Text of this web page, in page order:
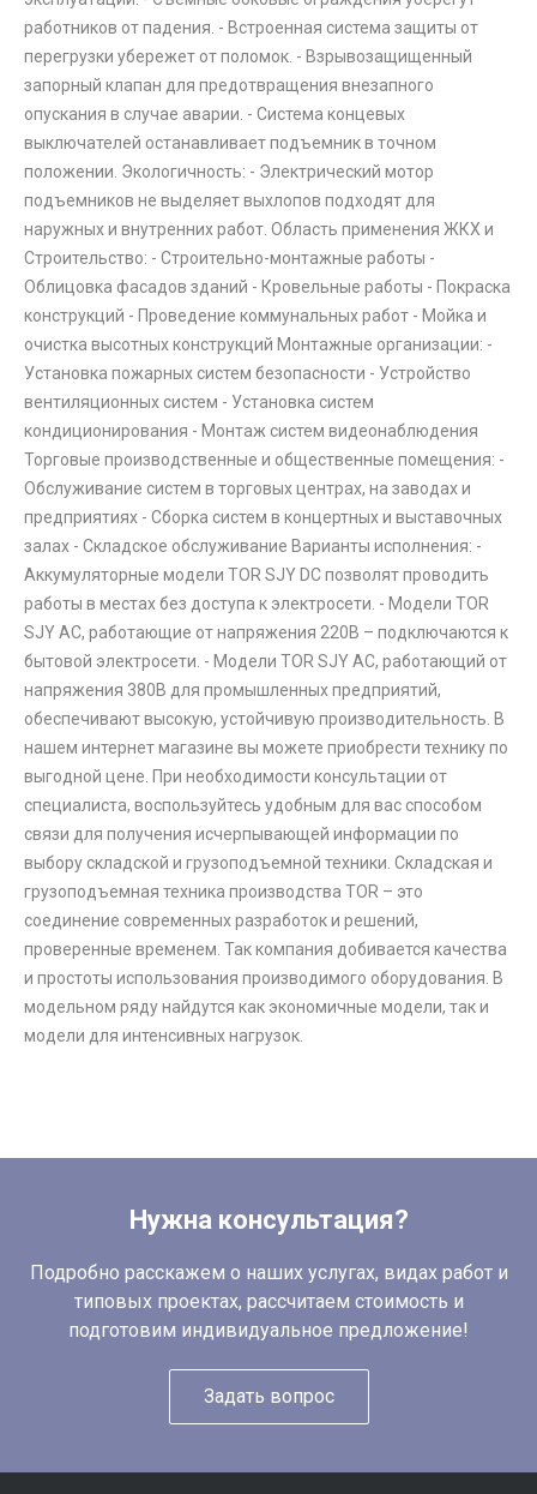
работников от падения. - Встроенная система защиты от
перегрузки убережет от поломок. - Взрывозащищенный
запорный клапан для предотвращения внезапного
опускания в случае аварии. - Система концевых
выключателей останавливает подъемник в точном
положении. Экологичность: - Электрический мотор
подъемников не выделяет выхлопов подходят для
наружных и внутренних работ. Область применения ЖКХ и
Строительство: - Строительно-монтажные работы -
Облицовка фасадов зданий - Кровельные работы - Покраска
конструкций - Проведение коммунальных работ - Мойка и
очистка высотных конструкций Монтажные организации: -
Установка пожарных систем безопасности - Устройство
вентиляционных систем - Установка систем
кондиционирования - Монтаж систем видеонаблюдения
Торговые производственные и общественные помещения: -
Обслуживание систем в торговых центрах, на заводах и
предприятиях - Сборка систем в концертных и выставочных
залах - Складское обслуживание Варианты исполнения: -
Аккумуляторные модели TOR SJY DC позволят проводить
работы в местах без доступа к электросети. - Модели TOR
SJY AC, работающие от напряжения 220В – подключаются к
бытовой электросети. - Модели TOR SJY AC, работающий от
напряжения 380В для промышленных предприятий,
обеспечивают высокую, устойчивую производительность. В
нашем интернет магазине вы можете приобрести технику по
выгодной цене. При необходимости консультации от
специалиста, воспользуйтесь удобным для вас способом
связи для получения исчерпывающей информации по
выбору складской и грузоподъемной техники. Складская и
грузоподъемная техника производства TOR – это
соединение современных разработок и решений,
проверенные временем. Так компания добивается качества
и простоты использования производимого оборудования. В
модельном ряду найдутся как экономичные модели, так и
модели для интенсивных нагрузок.
Нужна консультация?
Подробно расскажем о наших услугах, видах работ и
типовых проектах, рассчитаем стоимость и
подготовим индивидуальное предложение!
Задать вопрос